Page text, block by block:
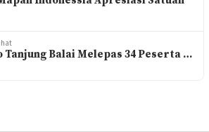
Tanjung Balai Melepas 34 Peserta …